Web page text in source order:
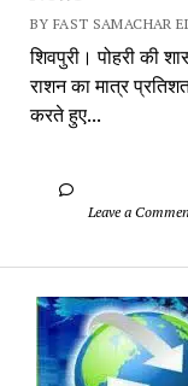
BY FAST SAMACHAR
शिवपुरी। पोहरी की
राशन का मात्र
करते हुए...